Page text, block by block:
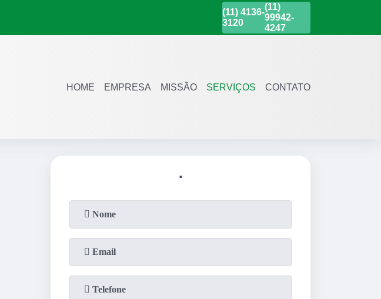
(11) 4136-
3120
(11)
99942-
4247
HOME EMPRESA MISSÃO SERVIÇOS CONTATO
.